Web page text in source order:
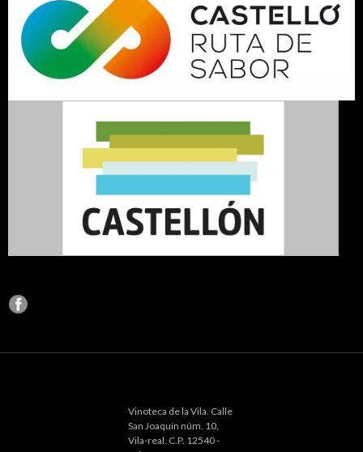
Vinoteca de la Vila. Calle
San Joaquín núm. 10,
Vila-real. C.P. 12540 -